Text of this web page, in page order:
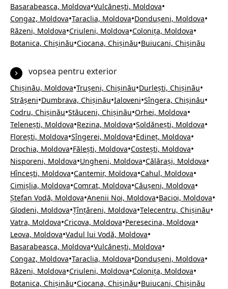
Basarabeasca, Moldova•Vulcănești, Moldova•
Congaz, Moldova•Taraclia, Moldova•Dondușeni, Moldova•
Răzeni, Moldova•Criuleni, Moldova•Colonița, Moldova•
Botanica, Chișinău•Ciocana, Chișinău•Buiucani, Chișinău
vopsea pentru exterior
Chișinău, Moldova•Trușeni, Chișinău•Durlești, Chișinău•
Strășeni•Dumbrava, Chișinău•Ialoveni•Sîngera, Chișinău•
Codru, Chișinău•Stăuceni, Chișinău•Orhei, Moldova•
Telenești, Moldova•Rezina, Moldova•Șoldănești, Moldova•
Florești, Moldova•Sîngerei, Moldova•Edineț, Moldova•
Drochia, Moldova•Fălești, Moldova•Costești, Moldova•
Nisporeni, Moldova•Ungheni, Moldova•Călărași, Moldova•
Hîncești, Moldova•Cantemir, Moldova•Cahul, Moldova•
Cimișlia, Moldova•Comrat, Moldova•Căușeni, Moldova•
Ștefan Vodă, Moldova•Anenii Noi, Moldova•Bacioi, Moldova•
Glodeni, Moldova•Țînțăreni, Moldova•Telecentru, Chișinău•
Vatra, Moldova•Cricova, Moldova•Peresecina, Moldova•
Leova, Moldova•Vadul lui Vodă, Moldova•
Basarabeasca, Moldova•Vulcănești, Moldova•
Congaz, Moldova•Taraclia, Moldova•Dondușeni, Moldova•
Răzeni, Moldova•Criuleni, Moldova•Colonița, Moldova•
Botanica, Chișinău•Ciocana, Chișinău•Buiucani, Chișinău